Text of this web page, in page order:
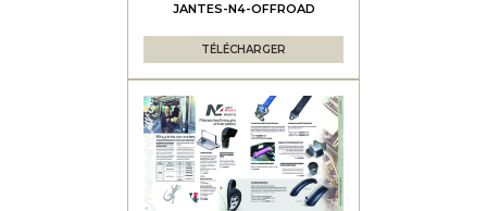
JANTES-N4-OFFROAD
TÉLÉCHARGER